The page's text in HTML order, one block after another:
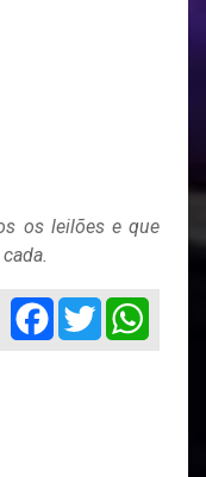
os leilões e que
Facebook
Twitter